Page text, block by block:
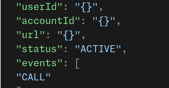
"userId" : "{}" ,
"accountId" : "{}" ,
"url" : "{}" ,
"status" : "ACTIVE" ,
"events" : [
"CALL"